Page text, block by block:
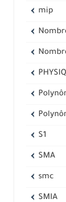
mip
S1
SMA
smc
SMIA